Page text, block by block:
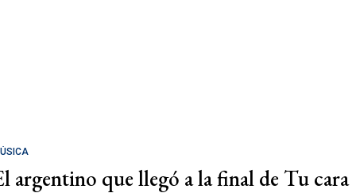
argentino que llegó a la final de Tu cara